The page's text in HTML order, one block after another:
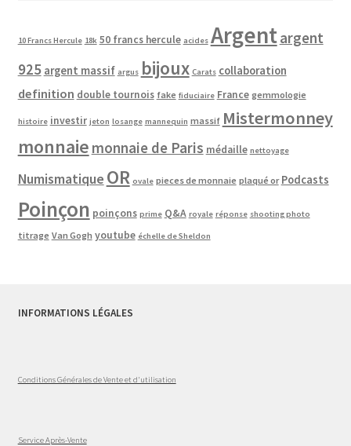
10 Francs Hercule 18k 50 francs hercule acides Argentargent
925 argent massif argus bijoux Carats collaboration
definition double tournois fake fiduciaire France gemmologie
histoire investir jeton losange mannequin massif Mistermonney
monnaie monnaie de Paris médaille nettoyage
Numismatique OR ovale pieces de monnaie plaqué or Podcasts
Poinçon poinçons prime Q&A royale réponse shooting photo
titrage Van Gogh youtube échelle de Sheldon
INFORMATIONS LÉGALES
Conditions Générales de Vente et d'utilisation
Service Après-Vente